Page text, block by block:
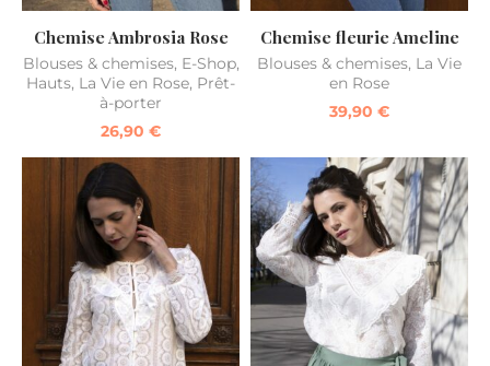
Chemise Ambrosia Rose
Blouses & chemises, E-Shop,
Hauts, La Vie en Rose, Prêt-
à-porter
26,90 €
Chemise fleurie Ameline
Blouses & chemises, La Vie
en Rose
39,90 €